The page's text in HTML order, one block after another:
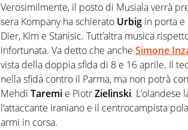
Verosimilmente, il posto di Musiala verrà
sera Kompany ha schierato Urbig in porta e
Dier, Kim e Stanisic. Tutt’altra musica
infortunata. Va detto che anche Simone
vista della doppia sfida di 8 e 16 aprile. Il
nella sfida contro il Parma, ma non potrà
Mehdi Taremi e PiotrZielinski. L’olandese
l’attaccante iraniano e il centrocampista
armi in corsa.